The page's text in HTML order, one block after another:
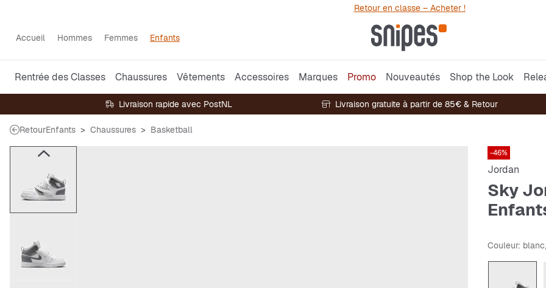
Retour en classe – Acheter !
Accueil Hommes Femmes Enfants
Rentrée des Classes Chaussures Vêtements Accessoires Marques Promo Nouveautés Shop the Look
Livraison rapide avec PostNL Livraison gratuite à partir de 85€ & Retour
RetourEnfants Chaussures Basketball
-46%
Jordan
Sky
Couleur: